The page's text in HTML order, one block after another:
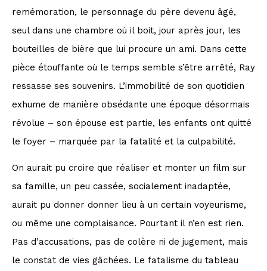
remémoration, le personnage du père devenu âgé,
seul dans une chambre où il boit, jour après jour, les
bouteilles de bière que lui procure un ami. Dans cette
pièce étouffante où le temps semble s’être arrêté, Ray
ressasse ses souvenirs. L’immobilité de son quotidien
exhume de manière obsédante une époque désormais
révolue – son épouse est partie, les enfants ont quitté
le foyer – marquée par la fatalité et la culpabilité.
On aurait pu croire que réaliser et monter un film sur
sa famille, un peu cassée, socialement inadaptée,
aurait pu donner donner lieu à un certain voyeurisme,
ou même une complaisance. Pourtant il n’en est rien.
Pas d’accusations, pas de colère ni de jugement, mais
le constat de vies gâchées. Le fatalisme du tableau